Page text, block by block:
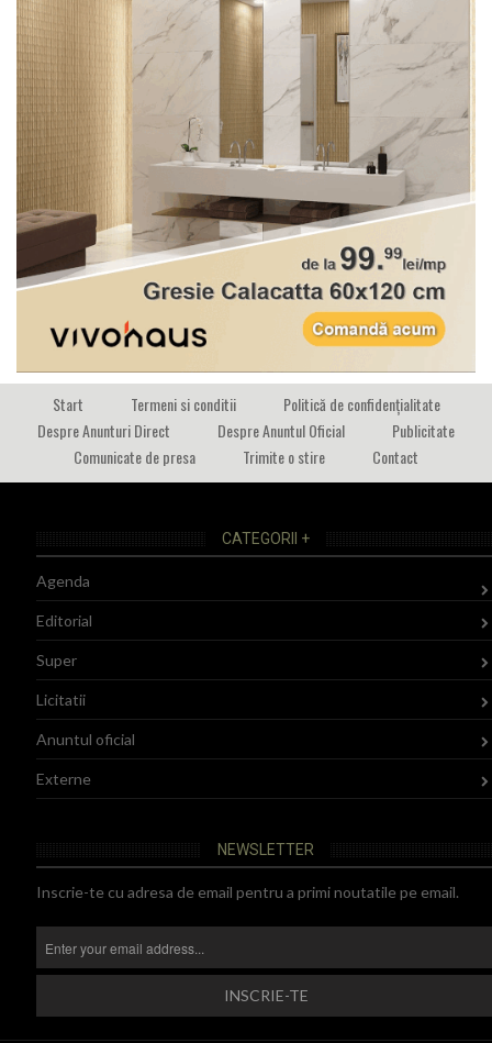
Start Termeni si conditii
Politică de confidențialitate
Despre Anunturi Direct
Despre Anuntul Oficial
Publicitate
Comunicate de presa
Trimite o stire Contact
CATEGORII +
Agenda
Editorial
Super
Licitatii
Anuntul oficial
Externe
NEWSLETTER
Inscrie-te cu adresa de email pentru a primi noutatile pe email.